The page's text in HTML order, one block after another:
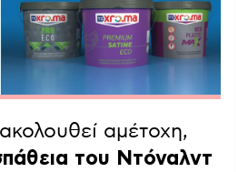
αμέτοχη,
του Ντόναλντ